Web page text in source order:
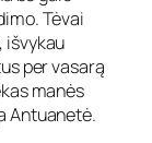
Tėvai
išvykau
per vasarą
manės
Antuanetė.